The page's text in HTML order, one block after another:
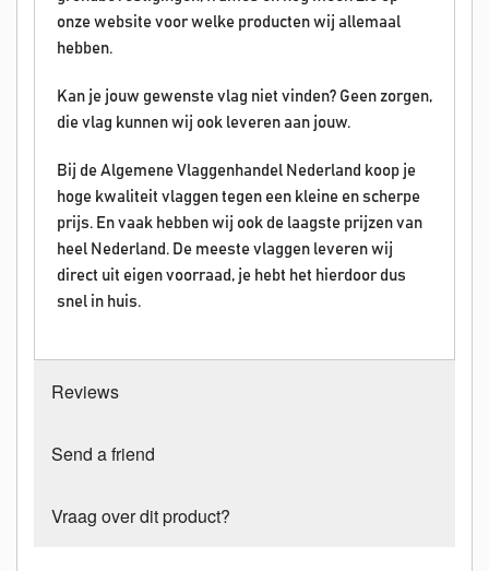
onze website voor welke producten wij allemaal
hebben.
Kan je jouw gewenste vlag niet vinden? Geen zorgen,
die vlag kunnen wij ook leveren aan jouw.
Bij de Algemene Vlaggenhandel Nederland koop je
hoge kwaliteit vlaggen tegen een kleine en scherpe
prijs. En vaak hebben wij ook de laagste prijzen van
heel Nederland. De meeste vlaggen leveren wij
direct uit eigen voorraad, je hebt het hierdoor dus
snel in huis.
Reviews
Send a friend
Vraag over dit product?